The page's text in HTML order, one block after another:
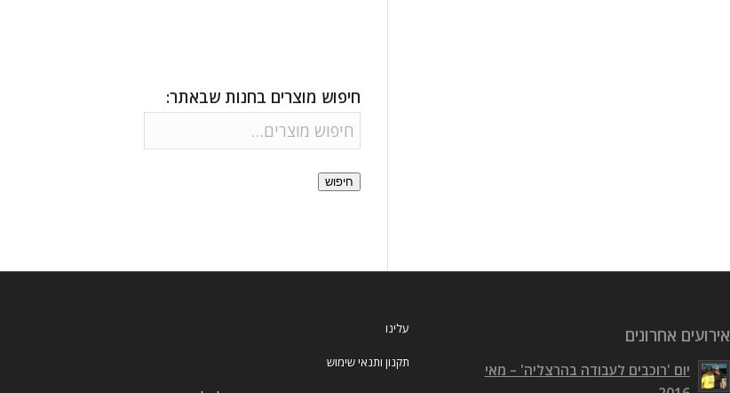
חיפוש מוצרים בחנות שבאתר:
חיפוש
אירועים אחרונים
יום 'רוכבים לעבודה בהרצליה' – מאי
עלינו
תקנון ותנאי שימוש